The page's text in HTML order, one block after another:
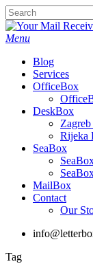
Skip
to
main
Close
Search
Menu
Blog
Services
OfficeBox
DeskBox
Rijeka
SeaBox
MailBox
Contact
Our
Tag